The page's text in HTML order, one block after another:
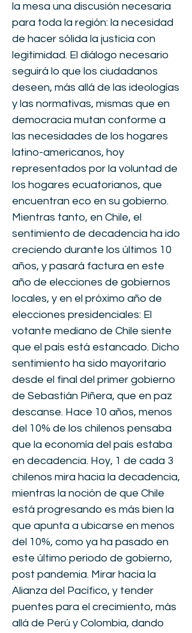
la mesa una discusión necesaria
para toda la región: la necesidad
de hacer sólida la justicia con
legitimidad. El diálogo necesario
seguirá lo que los ciudadanos
deseen, más allá de las ideologías
y las normativas, mismas que en
democracia mutan conforme a
las necesidades de los hogares
latino-americanos, hoy
representados por la voluntad de
los hogares ecuatorianos, que
encuentran eco en su gobierno.
Mientras tanto, en Chile, el
sentimiento de decadencia ha ido
creciendo durante los últimos 10
años, y pasará factura en este
año de elecciones de gobiernos
locales, y en el próximo año de
elecciones presidenciales: El
votante mediano de Chile siente
que el país está estancado. Dicho
sentimiento ha sido mayoritario
desde el final del primer gobierno
de Sebastián Piñera, que en paz
descanse. Hace 10 años, menos
del 10% de los chilenos pensaba
que la economía del país estaba
en decadencia. Hoy, 1 de cada 3
chilenos mira hacia la decadencia,
mientras la noción de que Chile
está progresando es más bien la
que apunta a ubicarse en menos
del 10%, como ya ha pasado en
este último periodo de gobierno,
post pandemia. Mirar hacia la
Alianza del Pacífico, y tender
puentes para el crecimiento, más
allá de Perú y Colombia, dando